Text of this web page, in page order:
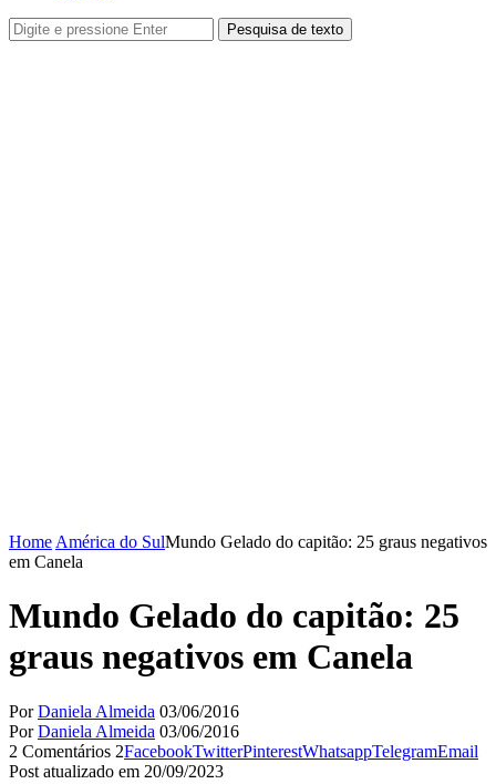
Pesquisa de texto
Home América do SulMundo Gelado do capitão: 25 graus negativos
em Canela
Mundo Gelado do capitão: 25
graus negativos em Canela
PorDaniela Almeida 03/06/2016
PorDaniela Almeida 03/06/2016
2 Comentários 2FacebookTwitterPinterestWhatsappTelegramEmail
Post atualizado em 20/09/2023